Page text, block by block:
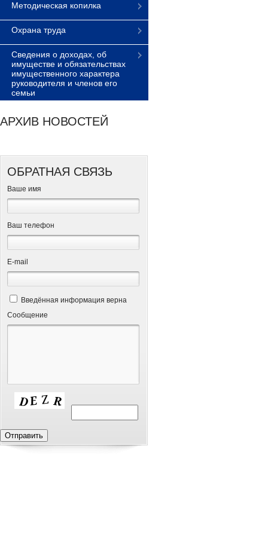
Методическая копилка
Охрана труда
Сведения о доходах, об
имуществе и обязательствах
имущественного характера
руководителя и членов его
семьи
АРХИВ НОВОСТЕЙ
ОБРАТНАЯ СВЯЗЬ
Ваше имя
Ваш телефон
Е-mail
Введённая информация верна
Сообщение